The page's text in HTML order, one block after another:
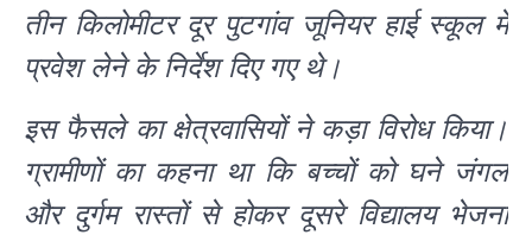
तीन किलोमीटर दूर पुटगांव जूनियर हाई स्कूल में
प्रवेश लेने के निर्देश दिए गए थे।
इस फैसले का क्षेत्रवासियों ने कड़ा विरोध किया।
ग्रामीणों का कहना था कि बच्चों को घने जंगल
और दुर्गम रास्तों से होकर दूसरे विद्यालय भेजना